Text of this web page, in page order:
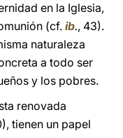
en la Iglesia,
(cf. ib., 43).
naturaleza
a todo ser
y los pobres.
renovada
tienen un papel